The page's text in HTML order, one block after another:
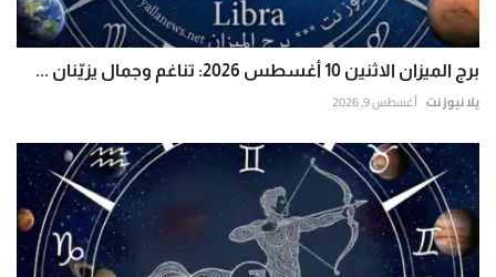
برج الميزان الاثنين 10 أغسطس 2026: تناغم وجمال يزيّنان ...
يلا نيوز نت أغسطس 9, 2026